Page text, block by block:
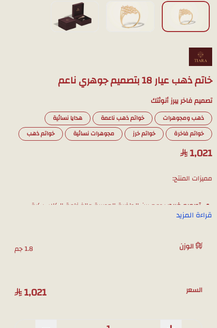
خاتم ذهب عيار 18 بتصميم جوهري ناعم
تصميم فاخر يبرز أنوثتك
ذهب ومجوهرات خواتم ذهب ناعمة
هدايا نسائية
خواتم فاخرة
خواتم خرز مجوهرات نسائية خواتم ذهب
1,021
مميزات المنتج:
تصميم فريد: يجمع بين الجاذبية العصرية والفخامة الكلاسيكية.
جودة عالية
تفاصيل متقنة
قراءة المزيد
الوزن 1.8 جم
السعر 1,021